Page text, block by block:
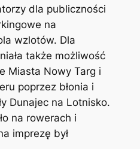
dla publiczności
na
wzlotów. Dla
także możliwość
Miasta Nowy Targ i
poprzez błonia i
Dunajec na Lotnisko.
na rowerach i
imprezę był